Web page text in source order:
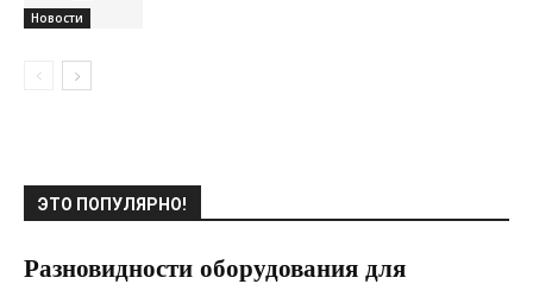
Новости
ЭТО ПОПУЛЯРНО!
Разновидности оборудования для